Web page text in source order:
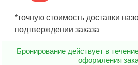
*точную стоимость доставки
подтверждении заказа
Бронирование действует в
оформления